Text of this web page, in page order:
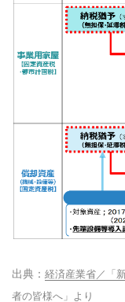
経済産業省／「
者の皆様へ」より